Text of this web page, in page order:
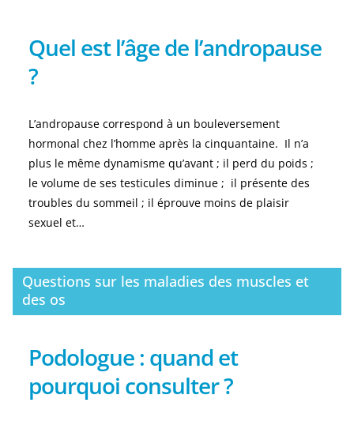
Quel est l’âge de l’andropause
?
L’andropause correspond à un bouleversement
hormonal chez l’homme après la cinquantaine. Il n’a
plus le même dynamisme qu’avant ; il perd du poids ;
le volume de ses testicules diminue ; il présente des
troubles du sommeil ; il éprouve moins de plaisir
sexuel et…
Questions sur les maladies des muscles et
des os
Podologue : quand et
pourquoi consulter ?